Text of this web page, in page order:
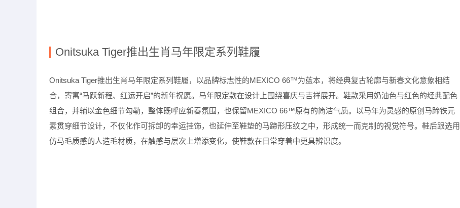
Onitsuka Tiger推出生肖马年限定系列鞋履
Onitsuka Tiger推出生肖马年限定系列鞋履，以品牌标志性的MEXICO 66™为蓝本，将经典复古轮廓与新春文化意象相结
合，寄寓“马跃新程、红运开启”的新年祝愿。马年限定款在设计上围绕喜庆与吉祥展开。鞋款采用奶油色与红色的经典配色
组合，并辅以金色细节勾勒，整体既呼应新春氛围，也保留MEXICO 66™原有的简洁气质。以马年为灵感的原创马蹄铁元
素贯穿细节设计，不仅化作可拆卸的幸运挂饰，也延伸至鞋垫的马蹄形压纹之中，形成统一而克制的视觉符号。鞋后跟选用
仿马毛质感的人造毛材质，在触感与层次上增添变化，使鞋款在日常穿着中更具辨识度。